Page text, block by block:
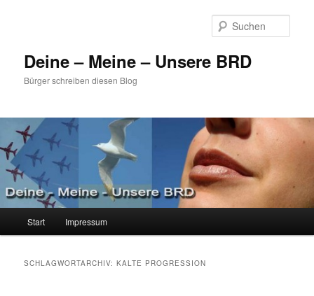
Deine – Meine – Unsere BRD
Bürger schreiben diesen Blog
Start Impressum
SCHLAGWORTARCHIV:KALTE PROGRESSION